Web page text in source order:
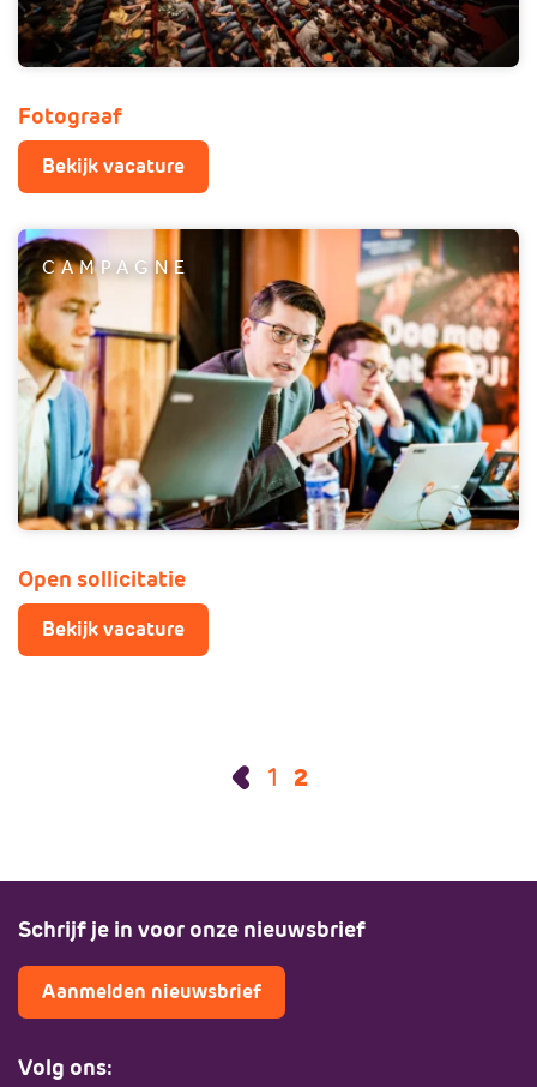
Fotograaf
Bekijk vacature
CAMPAGNE
Open sollicitatie
Bekijk vacature
1 2
Schrijf je in voor onze nieuwsbrief
Aanmelden nieuwsbrief
Volg ons: